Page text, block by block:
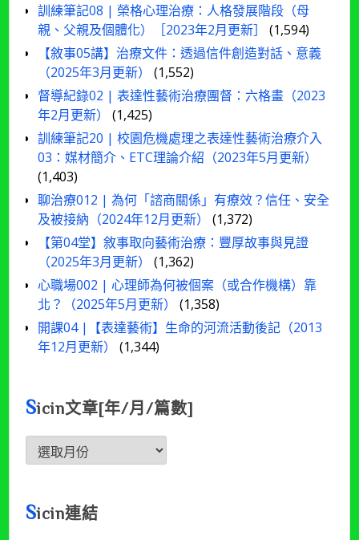
訓練筆記08 | 榮格心理治療：人格發展階段（母
親、父親及個體化）［2023年2月更新］
(1,594)
【敘事05講】治療文件：透過信件創造對話、意義
（2025年3月更新）
(1,552)
督導紀錄02 | 表達性藝術治療團督：六格畫（2023
年2月更新）
(1,425)
訓練筆記20 | 校園危機處理之表達性藝術治療介入
03：媒材簡介、ETC理論介紹（2023年5月更新）
(1,403)
聊治療012 | 為何「諮商關係」有療效？信任、安全
及被接納（2024年12月更新）
(1,372)
【第04堂】敘事取向藝術治療：豐厚故事與見證
（2025年3月更新）
(1,362)
心職場002 | 心理師為何被個案（或合作機構）靠
北？（2025年5月更新）
(1,358)
開課04 |【表達藝術】生命的河流活動後記（2013
年12月更新）
(1,344)
Sicin文章[年/月/篇數]
Sicin
文
[年/
月/
Sicin連結